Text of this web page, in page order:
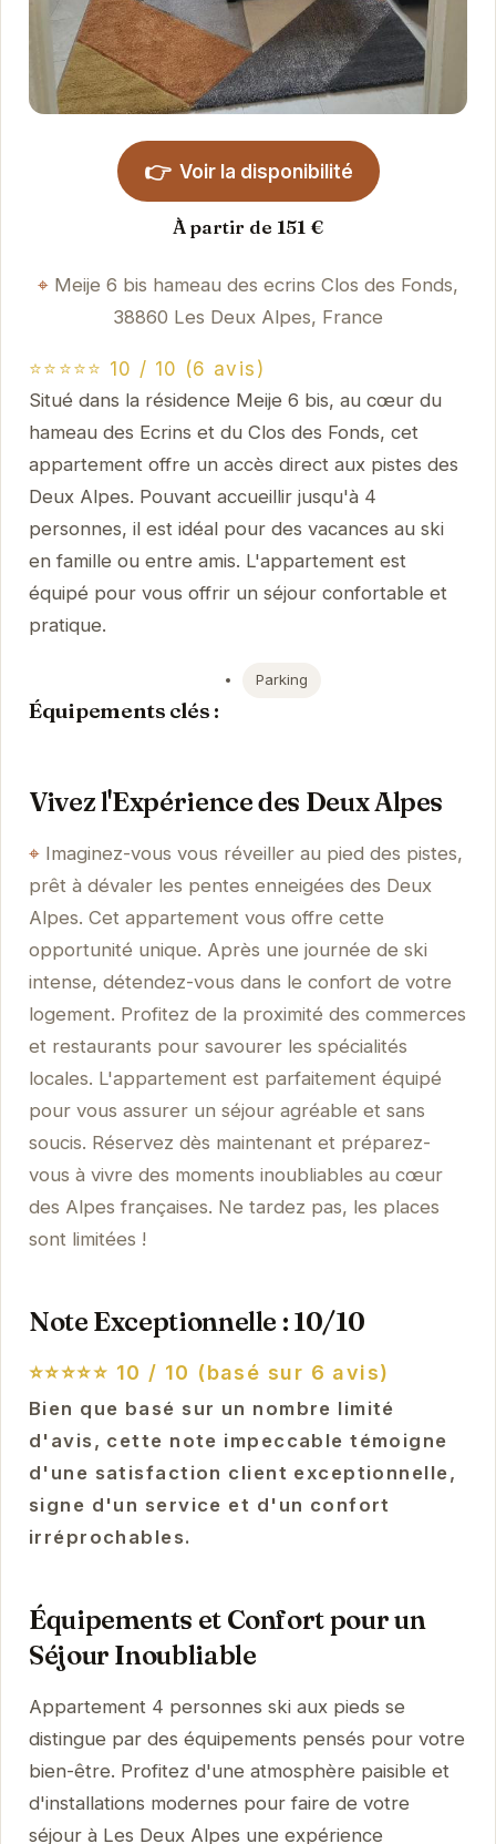
👉 Voir la disponibilité
À partir de 151 €
Meije 6 bis hameau des ecrins Clos des Fonds,
38860 Les Deux Alpes, France
⭐⭐⭐⭐⭐ 10 / 10 (6 avis)
Situé dans la résidence Meije 6 bis, au cœur du
hameau des Ecrins et du Clos des Fonds, cet
appartement offre un accès direct aux pistes des
Deux Alpes. Pouvant accueillir jusqu'à 4
personnes, il est idéal pour des vacances au ski
en famille ou entre amis. L'appartement est
équipé pour vous offrir un séjour confortable et
pratique.
Équipements clés :
Parking
Vivez l'Expérience des Deux Alpes
Imaginez-vous vous réveiller au pied des pistes,
prêt à dévaler les pentes enneigées des Deux
Alpes. Cet appartement vous offre cette
opportunité unique. Après une journée de ski
intense, détendez-vous dans le confort de votre
logement. Profitez de la proximité des commerces
et restaurants pour savourer les spécialités
locales. L'appartement est parfaitement équipé
pour vous assurer un séjour agréable et sans
soucis. Réservez dès maintenant et préparez-
vous à vivre des moments inoubliables au cœur
des Alpes françaises. Ne tardez pas, les places
sont limitées !
Note Exceptionnelle : 10/10
⭐⭐⭐⭐⭐ 10 / 10 (basé sur 6 avis)
Bien que basé sur un nombre limité
d'avis, cette note impeccable témoigne
d'une satisfaction client exceptionnelle,
signe d'un service et d'un confort
irréprochables.
Équipements et Confort pour un
Séjour Inoubliable
Appartement 4 personnes ski aux pieds se
distingue par des équipements pensés pour votre
bien-être. Profitez d'une atmosphère paisible et
d'installations modernes pour faire de votre
séjour à Les Deux Alpes une expérience